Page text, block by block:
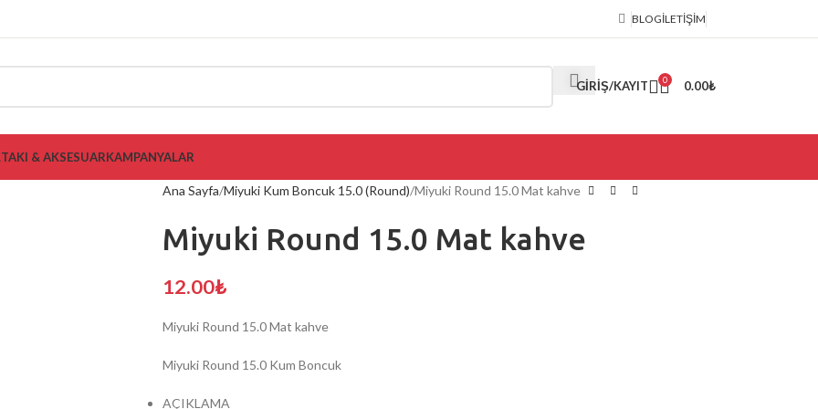
BLOGİLETIŞIM
GIRIŞ/KAYIT 0 0.00₺
TAKI & AKSESUARKAMPANYALAR
Ana Sayfa Miyuki Kum Boncuk 15.0 (Round) Miyuki Round 15.0 Mat kahve
Miyuki Round 15.0 Mat kahve
12.00₺
Miyuki Round 15.0 Mat kahve
Miyuki Round 15.0 Kum Boncuk
AÇIKLAMA